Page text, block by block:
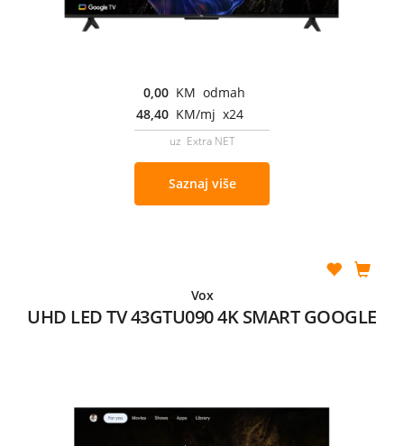
0,00 KM odmah
48,40 KM/mj x24
uz Extra NET
Saznaj više
Vox
UHD LED TV 43GTU090 4K SMART GOOGLE